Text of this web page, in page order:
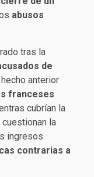
abusos
tras la
de
anterior
franceses
cubrían la
la
ingresos
contrarias a